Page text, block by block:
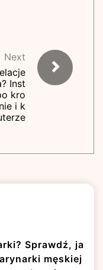
Next
Inst
kro
i k
Sprawdź, ja
męskiej